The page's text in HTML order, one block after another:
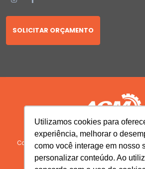
Utilizamos cookies para
experiência, melhorar o
como você interage em nosso
personalizar conteúdo. Ao
SOLICITAR ORÇAMENTO
Copyright © 2026 AGM Máquinas | Todos os
Desenvolvido por